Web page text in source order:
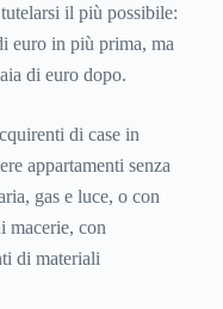
il più possibile:
euro in più prima, ma
di euro dopo.
di case in
appartamenti senza
gas e luce, o con
macerie, con
di materiali